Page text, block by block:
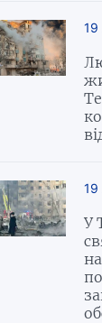
19
19
У